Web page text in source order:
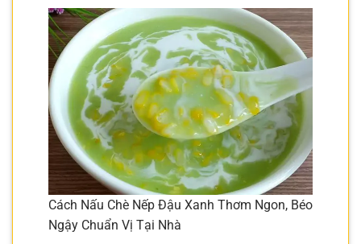
Cách Nấu Chè Nếp Đậu Xanh Thơm Ngon, Béo
Ngậy Chuẩn Vị Tại Nhà